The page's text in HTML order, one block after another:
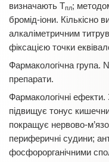
визначають Tпл;
бромід-іони. Кількісно
алкаліметричним
фіксацією точки
Фармакологічна група.
препарати.
Фармакологічні
підвищує тонус
покращує нервово-
периферичні судини;
фосфорорганічними